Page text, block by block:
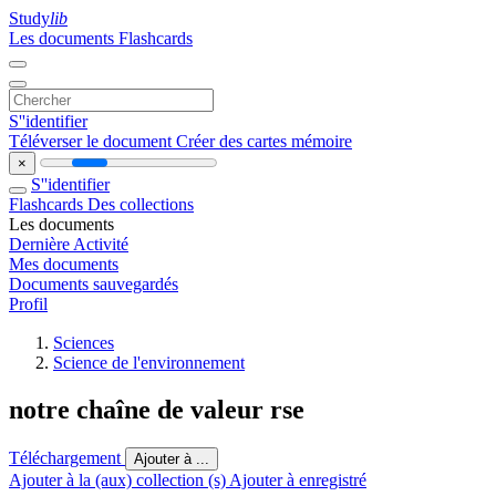
Studylib
Les documents Flashcards
S''identifier
Téléverser le document Créer des cartes mémoire
×
S''identifier
Flashcards Des collections
Les documents
Dernière Activité
Mes documents
Documents sauvegardés
Profil
Sciences
Science de l'environnement
notre chaîne de valeur rse
Téléchargement Ajouter à ...
Ajouter à la (aux) collection (s) Ajouter à enregistré